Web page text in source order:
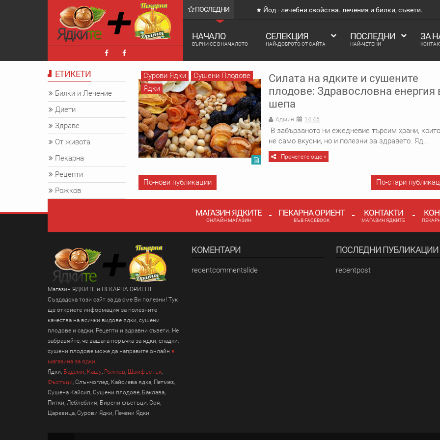
ПОСЛЕДНИ
и мед отслабване 4-5кг за 4 дни Йод - лечебни свойства. лечения и билки, съвети.
НАЧАЛО
ВЪРНИ СЕ В НАЧАЛОТО
СЕЛЕКЦИЯ
НАЙ-ДОБРОТО ОТ САЙТА
ПОСЛЕДНИ
НАЙ-ЧЕТЕНИ
ЗА
Силата на ядките и сушените
плодове: Здравословна енергия
шепа
Админ 14:45
В забързаното ни ежедневие търсим храни,
не само вкусни, но и полезни за здравето. Яд...
Прочетете още »
Сурови Ядки
Сушени Плодове
Ядки
По-нови публикации По-стари
ЕТИКЕТИ
Билки и Лечение
Диети
Здраве
От живота
Пекарна
Рецепти
Рожков
Ядки
VIP
REKLAMA
МАГАЗИН ЯДКИТЕ
ОНЛАЙН МАГАЗИН
ПЕКАРНА ОРИЕНТ
ВЪВ FACEBOOK
КОНТАКТИ
МАГАЗИН ЯДКИТЕ
Магазин ЯДКИТЕ и ПЕКАРНА ОРИЕНТ
Създадоха този сайт за да сме Ви полезни! Тук
ще откриете информация за полезните
качества на всички видове ядки, сушени
плодове и садки; Рецепти и здравни съвети. Не
забравяйте, че вашата поръчка за ядки, сладки,
сушени плодове може да направите онлайн в
магазина за ядки
Ядки, Бадеми, Кашу, Рожков, Шамфъстък,
Фъстъци, Слънчоглед, Кайсиева ядка, Петмез,
Сушена Кайсип, Сушени плодове, Баклава,
Питки, Леблеблия, Бирени фъстъци, Соя,
Царевица, Сурови Ядки, Печени Ядки
КОМЕНТАРИ
recentcommentslide
ПОСЛЕДНИ ПУБЛИКАЦИИ
recentpost